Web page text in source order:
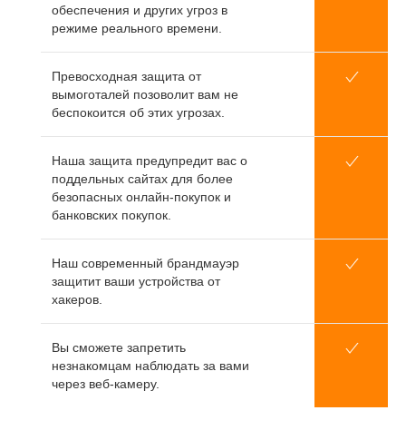
обеспечения и других угроз в
режиме реального времени.
Превосходная защита от
вымоготалей позоволит вам не
беспокоится об этих угрозах.
Наша защита предупредит вас о
поддельных сайтах для более
безопасных онлайн-покупок и
банковских покупок.
Наш современный брандмауэр
защитит ваши устройства от
хакеров.
Вы сможете запретить
незнакомцам наблюдать за вами
через веб-камеру.